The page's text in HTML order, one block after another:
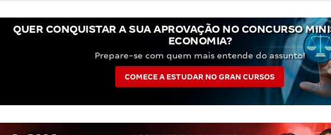
QUER CONQUISTAR A SUA APROVAÇÃO NO CONCURSO
ECONOMIA?
Prepare-se com quem mais entende do assunto!
COMECE A ESTUDAR NO GRAN CURSOS